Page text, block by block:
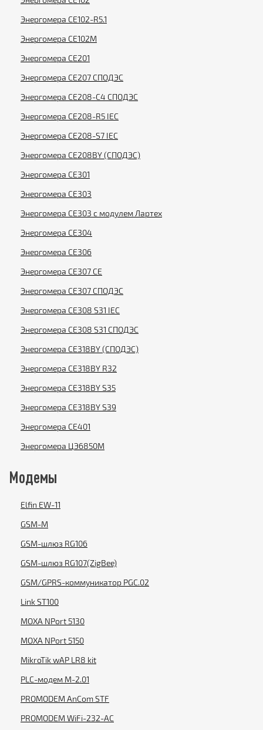
Энергомера CE102-R5.1
Энергомера CE102M
Энергомера CE201
Энергомера CE207 СПОДЭС
Энергомера CE208-C4 СПОДЭС
Энергомера CE208-R5 IEC
Энергомера CE208-S7 IEC
Энергомера CE208BY (СПОДЭС)
Энергомера CE301
Энергомера CE303
Энергомера CE303 с модулем Лартех
Энергомера CE304
Энергомера CE306
Энергомера CE307 CE
Энергомера CE307 СПОДЭС
Энергомера CE308 S31 IEC
Энергомера CE308 S31 СПОДЭС
Энергомера CE318BY (СПОДЭС)
Энергомера CE318BY R32
Энергомера CE318BY S35
Энергомера CE318BY S39
Энергомера CE401
Энергомера ЦЭ6850М
Модемы
Elfin EW-11
GSM-M
GSM-шлюз RG106
GSM-шлюз RG107(ZigBee)
GSM/GPRS-коммуникатор PGC.02
Link ST100
MOXA NPort 5130
MOXA NPort 5150
MikroTik wAP LR8 kit
PLC-модем M-2.01
PROMODEM AnCom STF
PROMODEM WiFi-232-AC